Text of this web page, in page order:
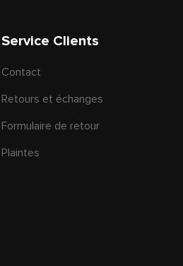
Service Clients
Contact
Retours et échanges
Formulaire de retour
Plaintes